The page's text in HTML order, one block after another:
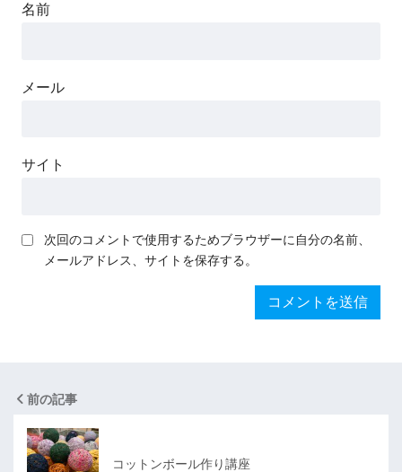
名前
メール
サイト
次回のコメントで使用するためブラウザーに自分の名前、
メールアドレス、サイトを保存する。
前の記事
コットンボール作り講座